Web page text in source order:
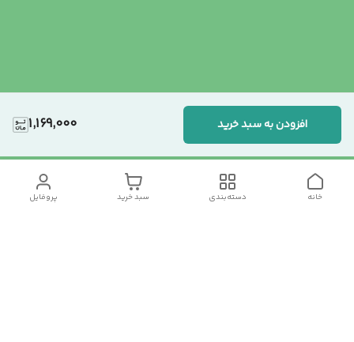
1,169,000 افزودن به سبد خرید
پروفایل سبد خرید دسته‌بندی خانه